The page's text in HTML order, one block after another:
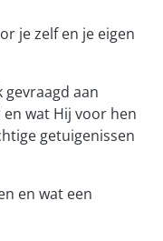
je zelf en je eigen
aan
wat Hij voor hen
getuigenissen
en wat een